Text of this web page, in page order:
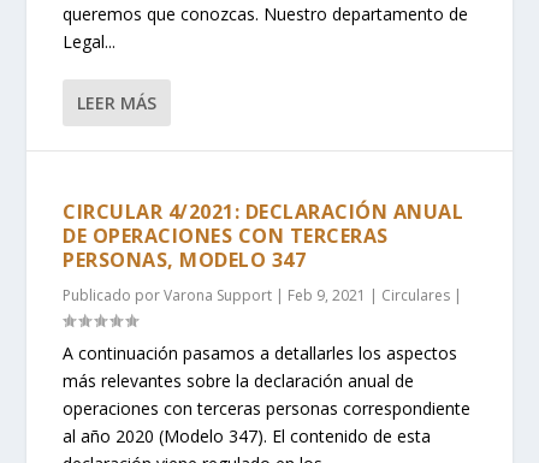
queremos que conozcas. Nuestro departamento de
Legal...
LEER MÁS
CIRCULAR 4/2021: DECLARACIÓN ANUAL
DE OPERACIONES CON TERCERAS
PERSONAS, MODELO 347
Publicado porVarona Support | Feb 9, 2021 | Circulares |
A continuación pasamos a detallarles los aspectos
más relevantes sobre la declaración anual de
operaciones con terceras personas correspondiente
al año 2020 (Modelo 347). El contenido de esta